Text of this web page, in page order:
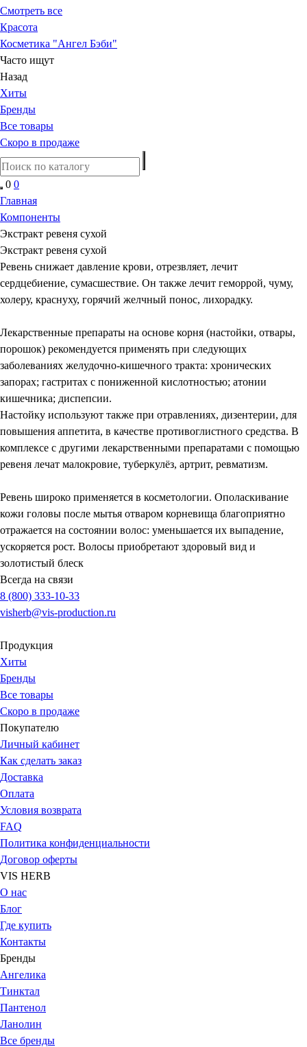
Смотреть все
Красота
Косметика "Ангел Бэби"
Часто ищут
Назад
Хиты
Бренды
Все товары
Скоро в продаже
0 0
Главная
Компоненты
Экстракт ревеня сухой
Экстракт ревеня сухой
Ревень снижает давление крови, отрезвляет, лечит
сердцебиение, сумасшествие. Он также лечит геморрой, чуму,
холеру, краснуху, горячий желчный понос, лихорадку.
Лекарственные препараты на основе корня (настойки, отвары,
порошок) рекомендуется применять при следующих
заболеваниях желудочно-кишечного тракта: хронических
запорах; гастритах с пониженной кислотностью; атонии
кишечника; диспепсии.
Настойку используют также при отравлениях, дизентерии, для
повышения аппетита, в качестве противоглистного средства. В
комплексе с другими лекарственными препаратами с помощью
ревеня лечат малокровие, туберкулёз, артрит, ревматизм.
Ревень широко применяется в косметологии. Ополаскивание
кожи головы после мытья отваром корневища благоприятно
отражается на состоянии волос: уменьшается их выпадение,
ускоряется рост. Волосы приобретают здоровый вид и
золотистый блеск
Всегда на связи
8 (800) 333-10-33
visherb@vis-production.ru
Продукция
Хиты
Бренды
Все товары
Скоро в продаже
Покупателю
Личный кабинет
Как сделать заказ
Доставка
Оплата
Условия возврата
FAQ
Политика конфиденциальности
Договор оферты
VIS HERB
О нас
Блог
Где купить
Контакты
Бренды
Ангелика
Тинктал
Пантенол
Ланолин
Все бренды